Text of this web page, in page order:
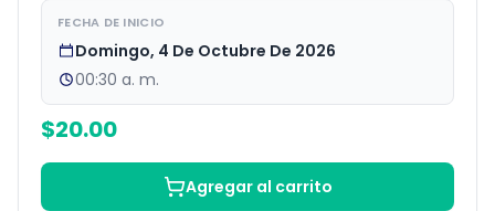
FECHA DE INICIO
Domingo, 4 De Octubre De 2026
00:30 a. m.
$20.00
Agregar al carrito